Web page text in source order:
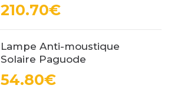
210.70€
Lampe Anti-moustique
Solaire Paguode
54.80€